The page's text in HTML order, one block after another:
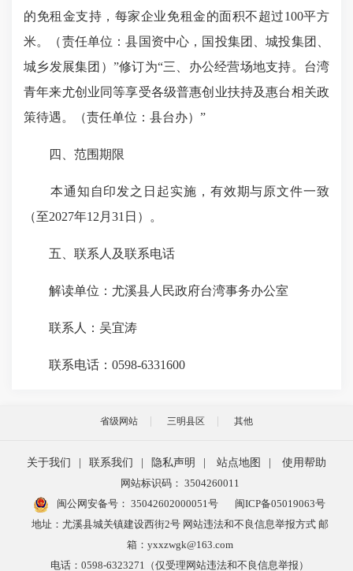
的免租金支持，每家企业免租金的面积不超过100平方
米。（责任单位：县国资中心，国投集团、城投集团、
城乡发展集团）”修订为“三、办公经营场地支持。台湾
青年来尤创业同等享受各级普惠创业扶持及惠台相关政
策待遇。（责任单位：县台办）”
四、范围期限
本通知自印发之日起实施，有效期与原文件一致
（至2027年12月31日）。
五、联系人及联系电话
解读单位：尤溪县人民政府台湾事务办公室
联系人：吴宜涛
联系电话：0598-6331600
省级网站 三明县区 其他
关于我们 联系我们 隐私声明 站点地图
使用帮助
网站标识码： 3504260011
闽公网安备号： 35042602000051号
闽ICP备05019063号
地址：尤溪县城关镇建设西街2号 网站违法和不良信息举报方式 邮
箱：yxxzwgk@163.com
电话：0598-6323271（仅受理网站违法和不良信息举报）